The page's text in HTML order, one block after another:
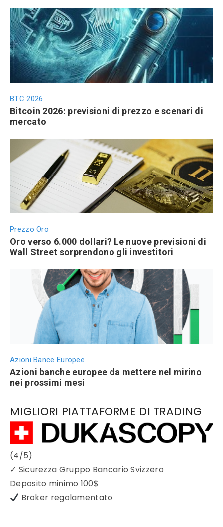
BTC 2026
Bitcoin 2026: previsioni di prezzo e scenari di
mercato
Prezzo Oro
Oro verso 6.000 dollari? Le nuove previsioni di
Wall Street sorprendono gli investitori
Azioni Bance Europee
Azioni banche europee da mettere nel mirino
nei prossimi mesi
MIGLIORI PIATTAFORME DI TRADING
(4/5)
✓ Sicurezza Gruppo Bancario Svizzero
Deposito minimo 100$
Broker regolamentato